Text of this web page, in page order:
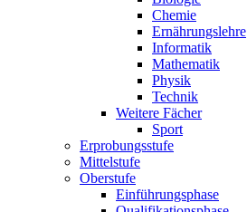
Chemie
Ernährungslehre
Informatik
Mathematik
Physik
Technik
Weitere Fächer
Sport
Erprobungsstufe
Mittelstufe
Oberstufe
Einführungsphase